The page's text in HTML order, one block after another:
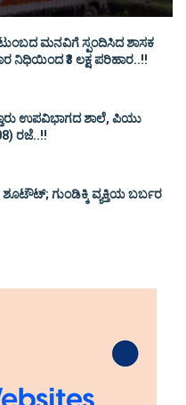
ಮನವಿಗೆ ಸ್ಪಂದಿಸಿದ ಶಾಸಕ
ನಿಧಿಯಿಂದ ₹3 ಲಕ್ಷ ಪರಿಹಾರ..!!
ಉಪವಿಭಾಗದ ಶಾಲೆ, ಪಿಯು
ರಜೆ..!!
ಗುಂಡಿಕ್ಕಿ ವ್ಯಕ್ತಿಯ ಬರ್ಬರ